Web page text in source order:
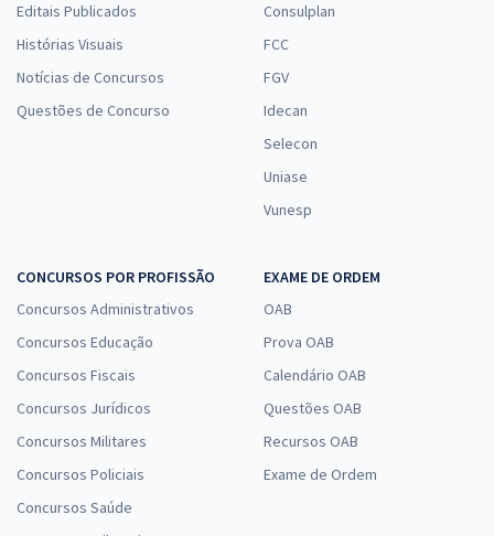
Editais Publicados
Histórias Visuais
Notícias de Concursos
Questões de Concurso
Consulplan
FCC
FGV
Idecan
Selecon
Uniase
Vunesp
CONCURSOS POR PROFISSÃO
Concursos Administrativos
Concursos Educação
Concursos Fiscais
Concursos Jurídicos
Concursos Militares
Concursos Policiais
Concursos Saúde
EXAME DE ORDEM
OAB
Prova OAB
Calendário OAB
Questões OAB
Recursos OAB
Exame de Ordem